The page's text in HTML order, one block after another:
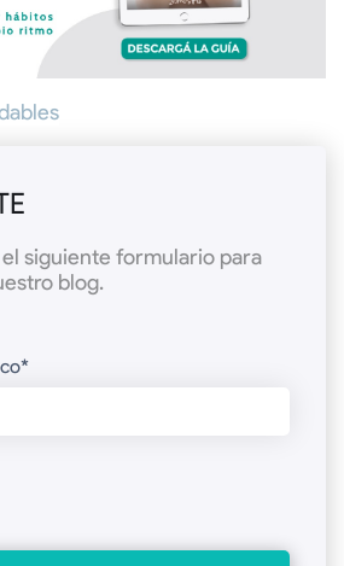
siguiente formulario para
blog.
*